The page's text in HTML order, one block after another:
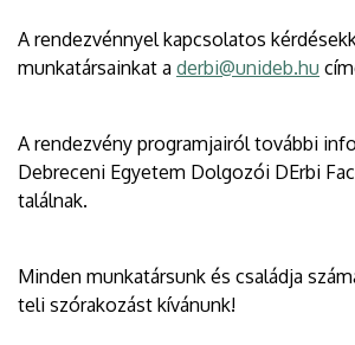
A rendezvénnyel kapcsolatos
munkatársainkat a derbi@unideb.hu
A rendezvény programjairól további
Debreceni Egyetem Dolgozói DErbi
találnak.
Minden munkatársunk és családja
teli szórakozást kívánunk!